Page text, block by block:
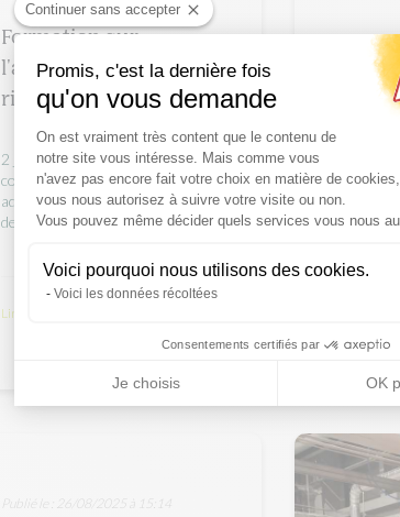
Continuer sans accepter
Promis, c'est la dernière fois
qu'on vous demande
Plateforme de Gestion du
On est vraiment très content que le contenu de
notre site vous intéresse. Mais comme vous
n'avez pas encore fait votre choix en matière de
vous nous autorisez à suivre votre visite ou non.
Vous pouvez même décider quels services vous nous
Voici pourquoi nous utilisons des cookies.
Voici les données récoltées
Consentements certifiés par
Je choisis OK
Axeptio consent
Formation sur
l'adaptation aux
risques climatiq...
2 jours pour intégrer le climat
comme une dimension
additionnelle de votre gestion
des risques
Lire plus
Publié le : 26/08/2025 à 15:14